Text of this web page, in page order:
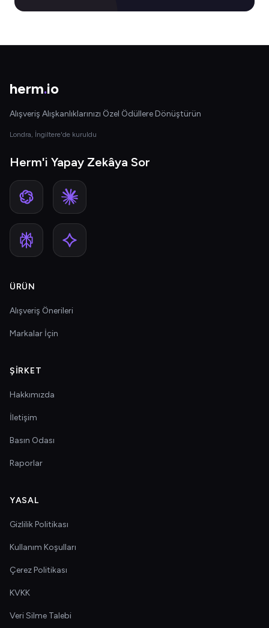
herm.io
Alışveriş Alışkanlıklarınızı Özel Ödüllere Dönüştürün
Londra, İngiltere'de kuruldu
Herm'i Yapay Zekâya Sor
ÜRÜN
Alışveriş Önerileri
Markalar İçin
ŞIRKET
Hakkımızda
İletişim
Basın Odası
Raporlar
YASAL
Gizlilik Politikası
Kullanım Koşulları
Çerez Politikası
KVKK
Veri Silme Talebi